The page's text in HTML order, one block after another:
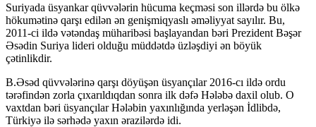
Suriyada üsyankar qüvvələrin hücuma keçməsi son illərdə bu ölkə
hökumətinə qarşı edilən ən genişmiqyaslı əməliyyat sayılır. Bu,
2011-ci ildə vətəndaş müharibəsi başlayandan bəri Prezident Bəşər
Əsədin Suriya lideri olduğu müddətdə üzləşdiyi ən böyük
çətinlikdir.
B.Əsəd qüvvələrinə qarşı döyüşən üsyançılar 2016-cı ildə ordu
tərəfindən zorla çıxarıldıqdan sonra ilk dəfə Hələbə daxil olub. O
vaxtdan bəri üsyançılar Hələbin yaxınlığında yerləşən İdlibdə,
Türkiyə ilə sərhədə yaxın ərazilərdə idi.